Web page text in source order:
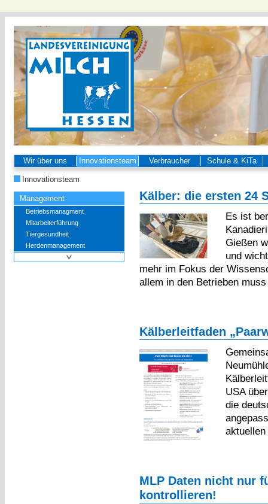
Wir über uns Innovationsteam Verbraucher Schule & KiTa
Innovationsteam
Management
Betriebsmanagment
Mitarbeiterführung
Tiergesundheit
Herdenmanagement
Kälber: die ersten 24
Es ist
Gießen
und
mehr im Fokus der
allem in den Betrieben
Kälberleitfaden
USA
die
MLP Daten nicht nur
kontrollieren!